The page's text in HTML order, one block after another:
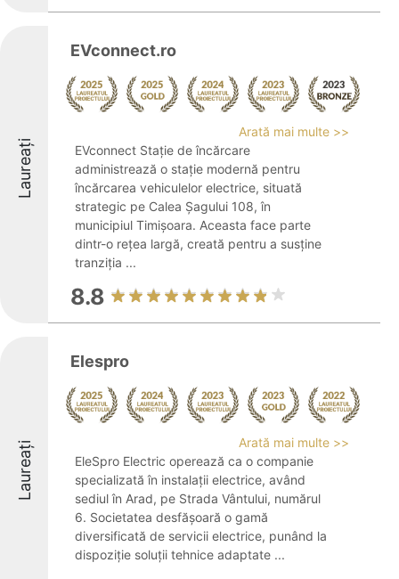
Laureați
EVconnect.ro
Arată mai multe >>
EVconnect Stație de încărcare
administrează o stație modernă pentru
încărcarea vehiculelor electrice, situată
strategic pe Calea Șagului 108, în
municipiul Timișoara. Aceasta face parte
dintr-o rețea largă, creată pentru a susține
tranziția ...
8.8
Laureați
Elespro
Arată mai multe >>
EleSpro Electric operează ca o companie
specializată în instalații electrice, având
sediul în Arad, pe Strada Vântului, numărul
6. Societatea desfășoară o gamă
diversificată de servicii electrice, punând la
dispoziție soluții tehnice adaptate ...